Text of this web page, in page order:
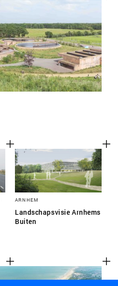
ARNHEM
Landschapsvisie Arnhems
Buiten